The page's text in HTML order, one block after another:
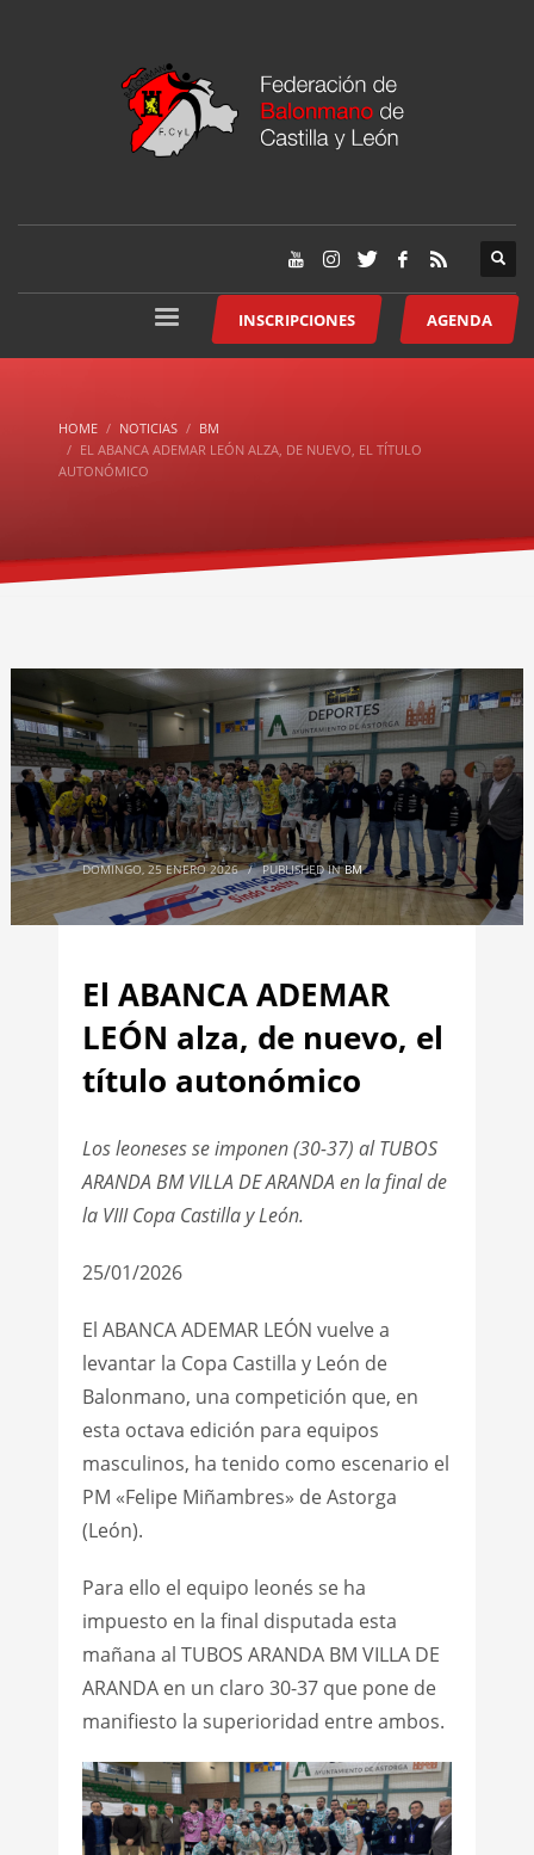
INSCRIPCIONES AGENDA
HOME NOTICIAS
BM
EL ABANCA ADEMAR LEÓN ALZA, DE NUEVO, EL TÍTULO
AUTONÓMICO
DOMINGO, 25 ENERO 2026 / PUBLISHED INBM
El ABANCA ADEMAR
LEÓN alza, de nuevo, el
título autonómico
Los leoneses se imponen (30-37) al TUBOS
ARANDA BM VILLA DE ARANDA en la final de
la VIII Copa Castilla y León.
25/01/2026
El ABANCA ADEMAR LEÓN vuelve a
levantar la Copa Castilla y León de
Balonmano, una competición que, en
esta octava edición para equipos
masculinos, ha tenido como escenario el
PM «Felipe Miñambres» de Astorga
(León).
Para ello el equipo leonés se ha
impuesto en la final disputada esta
mañana al TUBOS ARANDA BM VILLA DE
ARANDA en un claro 30-37 que pone de
manifiesto la superioridad entre ambos.